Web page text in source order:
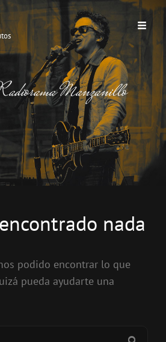
Manzanillo
nada
podido encontrar lo que
pueda ayudarte una